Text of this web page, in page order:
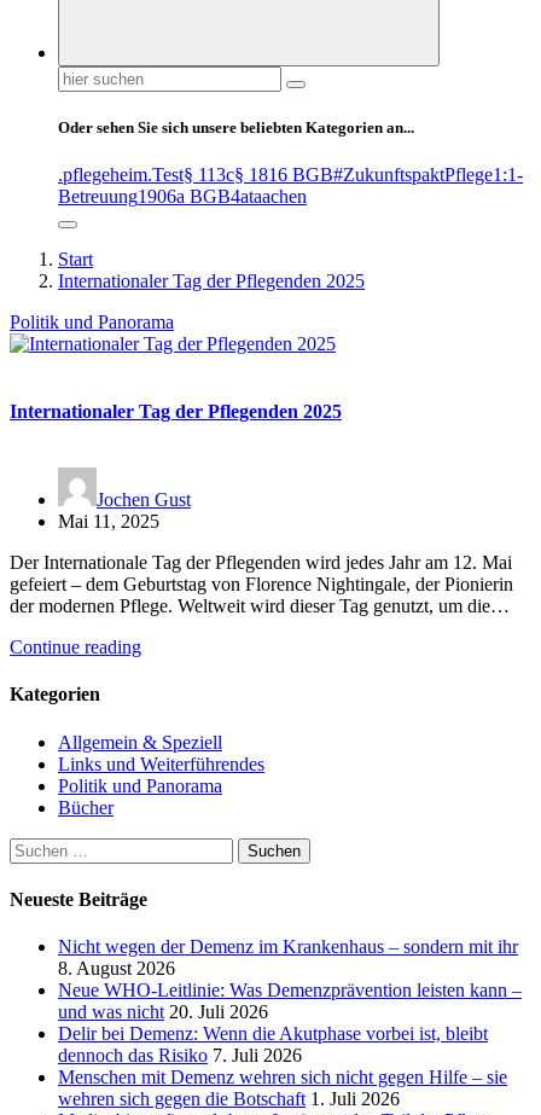
Suchen
nach:
Oder sehen Sie sich unsere beliebten Kategorien an...
.pflegeheim.Test§ 113c§ 1816 BGB#ZukunftspaktPflege1:1-
Betreuung1906a BGB4ataachen
Start
Internationaler Tag der Pflegenden 2025
Politik und Panorama
Internationaler Tag der Pflegenden 2025
Jochen Gust
Mai 11, 2025
Der Internationale Tag der Pflegenden wird jedes Jahr am 12. Mai
gefeiert – dem Geburtstag von Florence Nightingale, der Pionierin
der modernen Pflege. Weltweit wird dieser Tag genutzt, um die…
Continue reading
Kategorien
Allgemein & Speziell
Links und Weiterführendes
Politik und Panorama
Bücher
Suchen
nach:
Neueste Beiträge
Nicht wegen der Demenz im Krankenhaus – sondern mit ihr
8. August 2026
Neue WHO-Leitlinie: Was Demenzprävention leisten kann –
und was nicht 20. Juli 2026
Delir bei Demenz: Wenn die Akutphase vorbei ist, bleibt
dennoch das Risiko 7. Juli 2026
Menschen mit Demenz wehren sich nicht gegen Hilfe – sie
wehren sich gegen die Botschaft 1. Juli 2026